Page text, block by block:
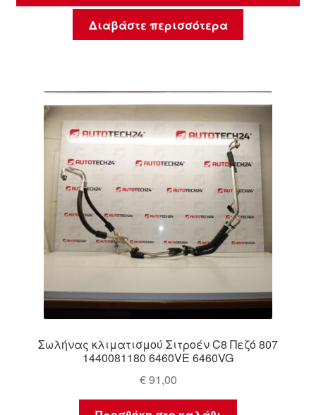
Διαβάστε περισσότερα
Σωλήνας κλιματισμού Σιτροέν C8 Πεζό 807
1440081180 6460VE 6460VG
€91,00